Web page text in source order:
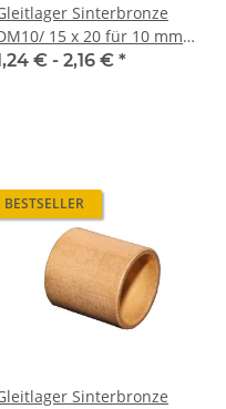
Sinterbronze
15 x 20 für 10 mm
€ - 2,16 € *
BESTSELLER
Sinterbronze